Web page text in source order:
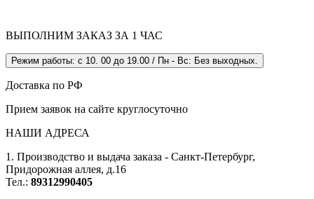
ВЫПОЛНИМ ЗАКАЗ ЗА 1 ЧАС
Режим работы: с 10. 00 до 19.00 / Пн - Вс: Без выходных.
Доставка по РФ
Прием заявок на сайте круглосуточно
НАШИ АДРЕСА
1. Производство и выдача заказа - Санкт-Петербург,
Придорожная аллея, д.16
Тел.: 89312990405